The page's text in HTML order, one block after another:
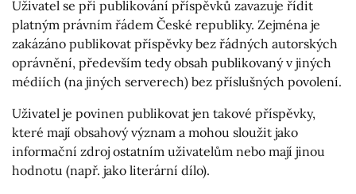
Uživatel se při publikování příspěvků zavazuje řídit
platným právním řádem České republiky. Zejména je
zakázáno publikovat příspěvky bez řádných autorských
oprávnění, především tedy obsah publikovaný v jiných
médiích (na jiných serverech) bez příslušných povolení.
Uživatel je povinen publikovat jen takové příspěvky,
které mají obsahový význam a mohou sloužit jako
informační zdroj ostatním uživatelům nebo mají jinou
hodnotu (např. jako literární dílo).